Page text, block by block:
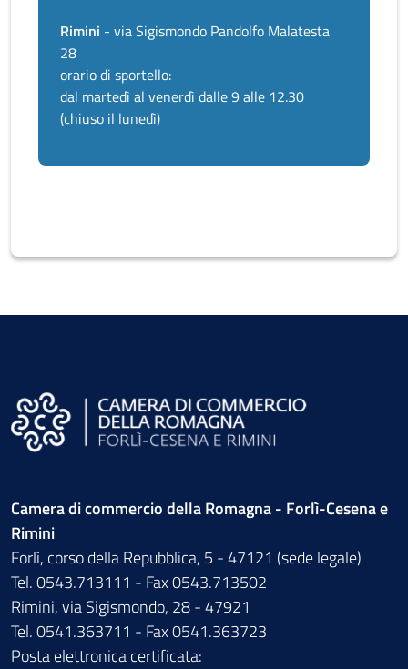
Rimini - via Sigismondo Pandolfo Malatesta
28
orario di sportello:
dal martedì al venerdì dalle 9 alle 12.30
(chiuso il lunedì)
Camera di commercio della Romagna - Forlì-Cesena e
Rimini
Forlì, corso della Repubblica, 5 - 47121 (sede legale)
Tel. 0543.713111 - Fax 0543.713502
Rimini, via Sigismondo, 28 - 47921
Tel. 0541.363711 - Fax 0541.363723
Posta elettronica certificata: